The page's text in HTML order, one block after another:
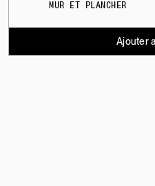
MUR ET PLANCHER
Ajouter